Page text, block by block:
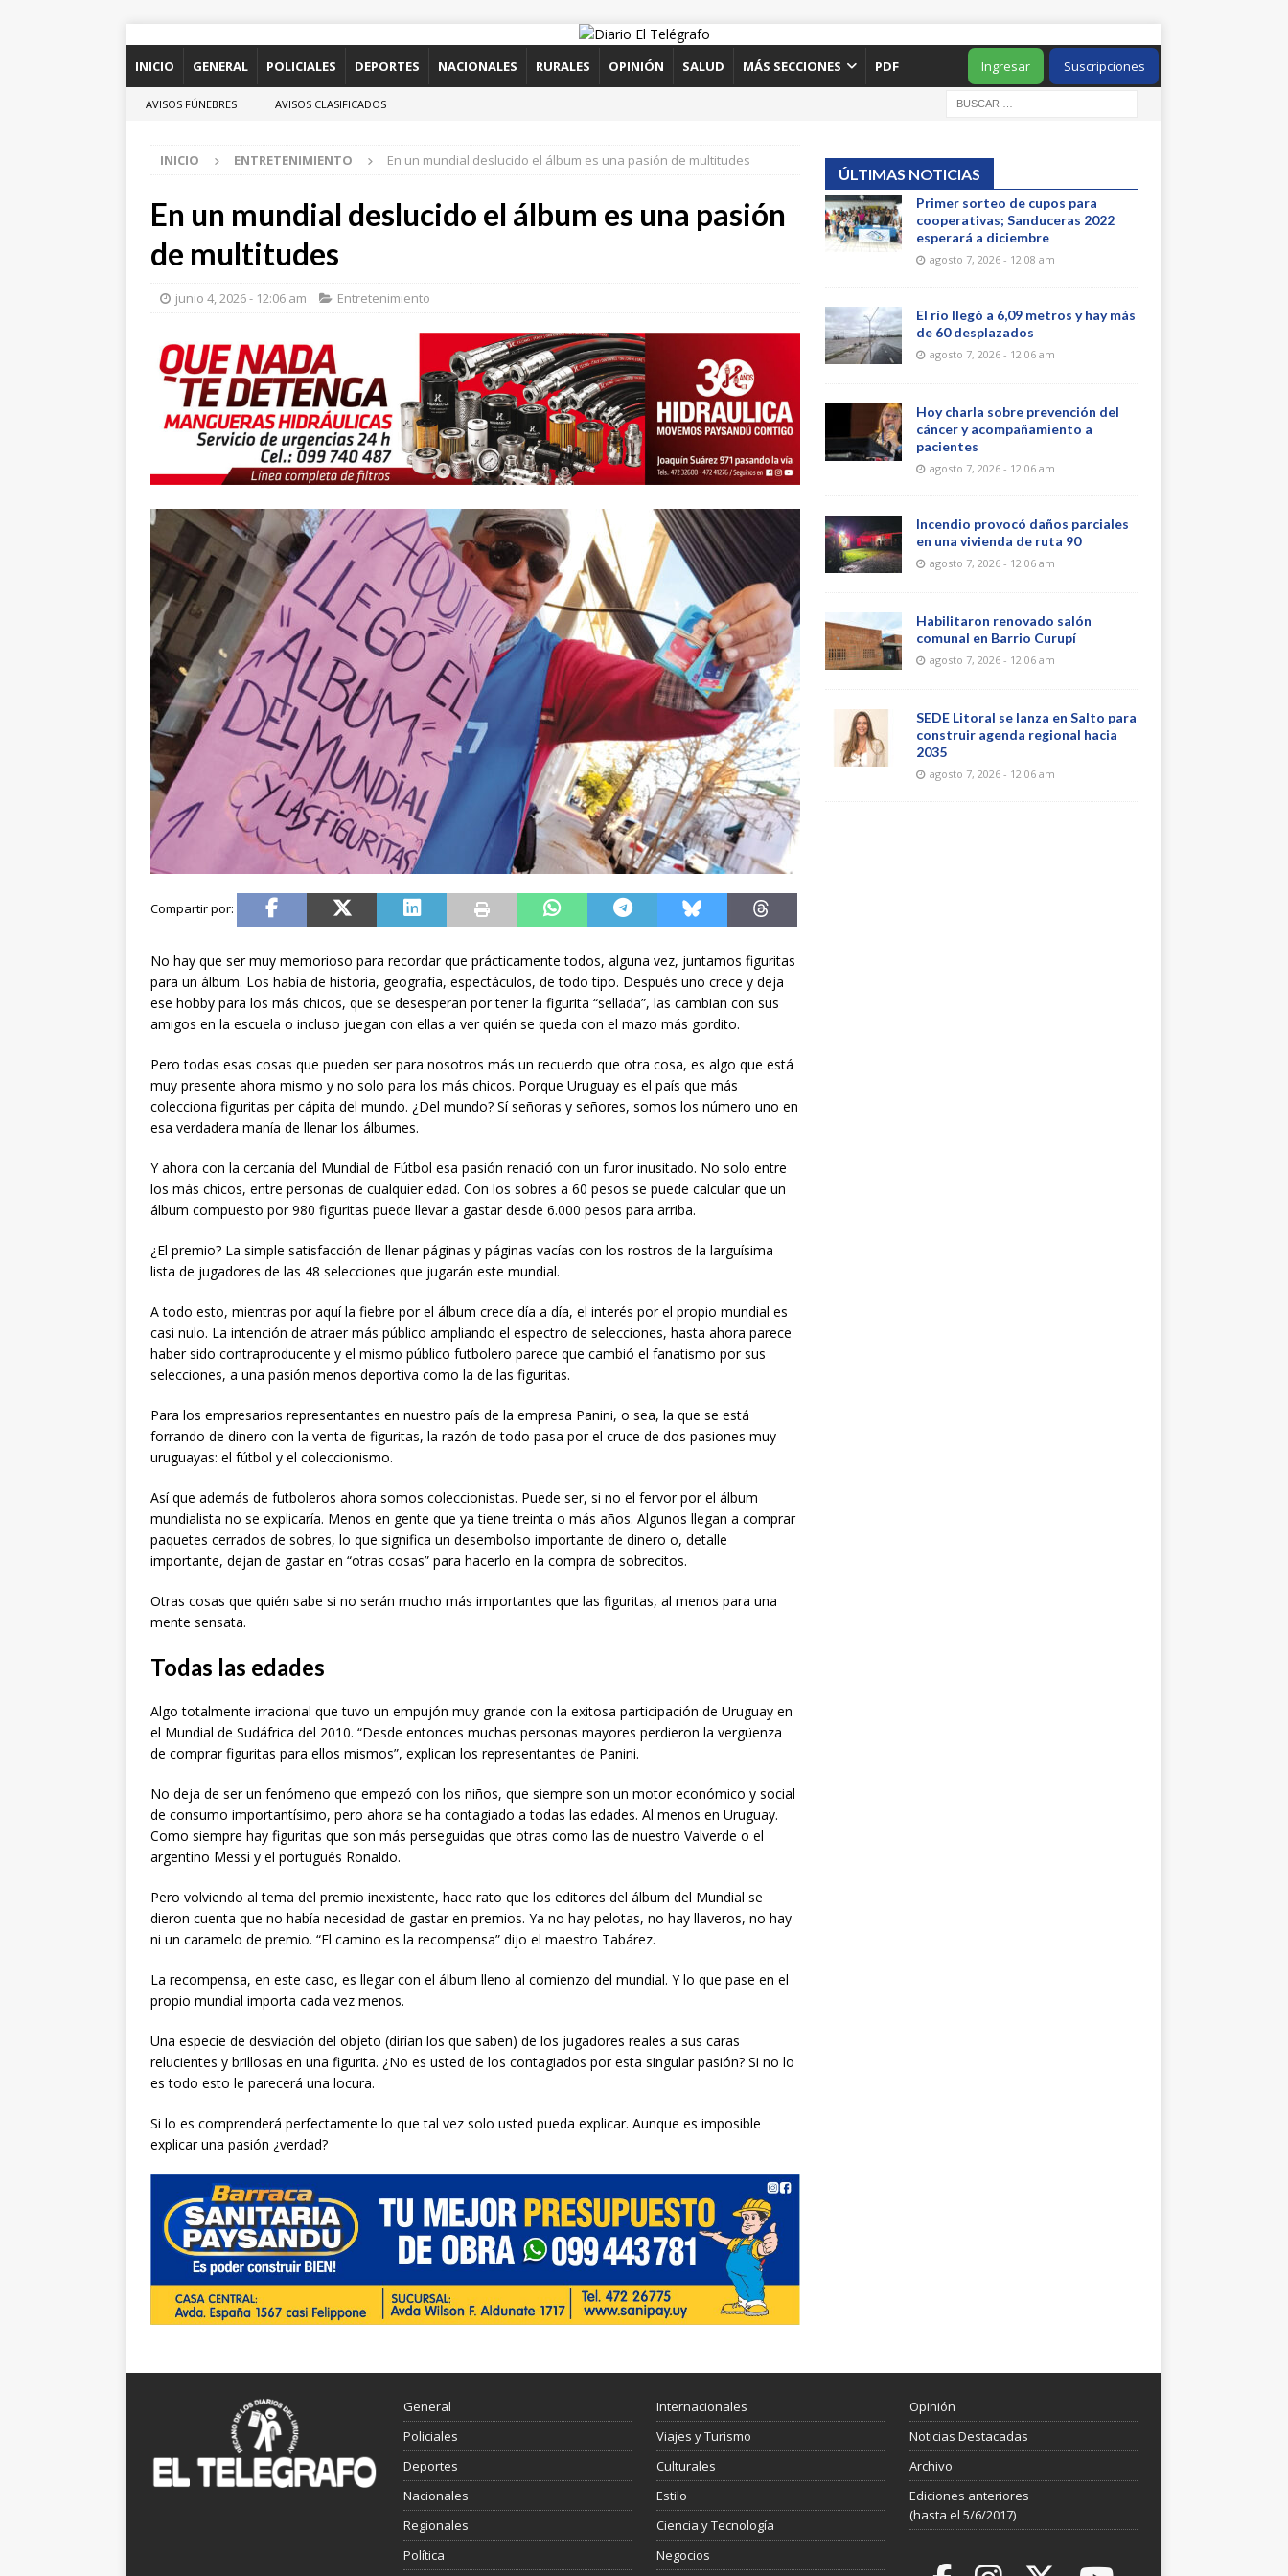
INICIO GENERAL POLICIALES DEPORTES NACIONALES RURALES OPINIÓN SALUD MÁS SECCIONES PDF Suscripciones
Ingresar
AVISOS FÚNEBRES AVISOS CLASIFICADOS
INICIO ENTRETENIMIENTO En un mundial deslucido el álbum es una pasión de multitudes
En un mundial deslucido el álbum es una pasión
de multitudes
junio 4, 2026 - 12:06 am Entretenimiento
No hay que ser muy memorioso para recordar que prácticamente todos, alguna vez, juntamos figuritas
para un álbum. Los había de historia, geografía, espectáculos, de todo tipo. Después uno crece y deja
ese hobby para los más chicos, que se desesperan por tener la figurita “sellada”, las cambian con sus
amigos en la escuela o incluso juegan con ellas a ver quién se queda con el mazo más gordito.
Pero todas esas cosas que pueden ser para nosotros más un recuerdo que otra cosa, es algo que está
muy presente ahora mismo y no solo para los más chicos. Porque Uruguay es el país que más
colecciona figuritas per cápita del mundo. ¿Del mundo? Sí señoras y señores, somos los número uno en
esa verdadera manía de llenar los álbumes.
Y ahora con la cercanía del Mundial de Fútbol esa pasión renació con un furor inusitado. No solo entre
los más chicos, entre personas de cualquier edad. Con los sobres a 60 pesos se puede calcular que un
álbum compuesto por 980 figuritas puede llevar a gastar desde 6.000 pesos para arriba.
¿El premio? La simple satisfacción de llenar páginas y páginas vacías con los rostros de la larguísima
lista de jugadores de las 48 selecciones que jugarán este mundial.
A todo esto, mientras por aquí la fiebre por el álbum crece día a día, el interés por el propio mundial es
casi nulo. La intención de atraer más público ampliando el espectro de selecciones, hasta ahora parece
haber sido contraproducente y el mismo público futbolero parece que cambió el fanatismo por sus
selecciones, a una pasión menos deportiva como la de las figuritas.
Para los empresarios representantes en nuestro país de la empresa Panini, o sea, la que se está
forrando de dinero con la venta de figuritas, la razón de todo pasa por el cruce de dos pasiones muy
uruguayas: el fútbol y el coleccionismo.
Así que además de futboleros ahora somos coleccionistas. Puede ser, si no el fervor por el álbum
mundialista no se explicaría. Menos en gente que ya tiene treinta o más años. Algunos llegan a comprar
paquetes cerrados de sobres, lo que significa un desembolso importante de dinero o, detalle
importante, dejan de gastar en “otras cosas” para hacerlo en la compra de sobrecitos.
Otras cosas que quién sabe si no serán mucho más importantes que las figuritas, al menos para una
mente sensata.
Todas las edades
Algo totalmente irracional que tuvo un empujón muy grande con la exitosa participación de Uruguay en
el Mundial de Sudáfrica del 2010. “Desde entonces muchas personas mayores perdieron la vergüenza
de comprar figuritas para ellos mismos”, explican los representantes de Panini.
No deja de ser un fenómeno que empezó con los niños, que siempre son un motor económico y social
de consumo importantísimo, pero ahora se ha contagiado a todas las edades. Al menos en Uruguay.
Como siempre hay figuritas que son más perseguidas que otras como las de nuestro Valverde o el
argentino Messi y el portugués Ronaldo.
Pero volviendo al tema del premio inexistente, hace rato que los editores del álbum del Mundial se
dieron cuenta que no había necesidad de gastar en premios. Ya no hay pelotas, no hay llaveros, no hay
ni un caramelo de premio. “El camino es la recompensa” dijo el maestro Tabárez.
La recompensa, en este caso, es llegar con el álbum lleno al comienzo del mundial. Y lo que pase en el
propio mundial importa cada vez menos.
Una especie de desviación del objeto (dirían los que saben) de los jugadores reales a sus caras
relucientes y brillosas en una figurita. ¿No es usted de los contagiados por esta singular pasión? Si no lo
es todo esto le parecerá una locura.
Si lo es comprenderá perfectamente lo que tal vez solo usted pueda explicar. Aunque es imposible
explicar una pasión ¿verdad?
ÚLTIMAS NOTICIAS
Primer sorteo de cupos para
cooperativas; Sanduceras 2022
esperará a diciembre
agosto 7, 2026 - 12:08 am
El río llegó a 6,09 metros y hay más
de 60 desplazados
agosto 7, 2026 - 12:06 am
Hoy charla sobre prevención del
cáncer y acompañamiento a
pacientes
agosto 7, 2026 - 12:06 am
Incendio provocó daños parciales
en una vivienda de ruta 90
agosto 7, 2026 - 12:06 am
Habilitaron renovado salón
comunal en Barrio Curupí
agosto 7, 2026 - 12:06 am
SEDE Litoral se lanza en Salto para
construir agenda regional hacia
2035
agosto 7, 2026 - 12:06 am
General
Policiales
Deportes
Nacionales
Regionales
Política
Internacionales
Viajes y Turismo
Culturales
Estilo
Ciencia y Tecnología
Negocios
Opinión
Noticias Destacadas
Archivo
Ediciones anteriores
(hasta el 5/6/2017)